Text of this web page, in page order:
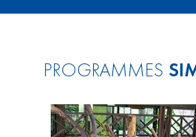
PROGRAMMES